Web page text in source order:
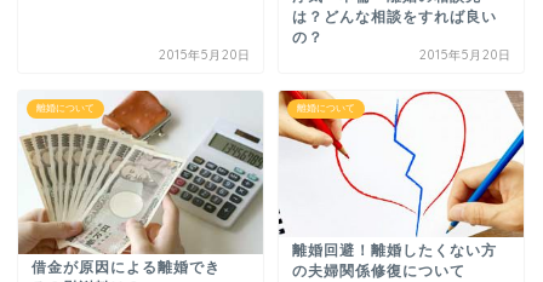
2015年5月20日
は？どんな相談をすれば良い
の？
2015年5月20日
離婚について
借金が原因による離婚でき
離婚について
離婚回避！離婚したくない方
の夫婦関係修復について